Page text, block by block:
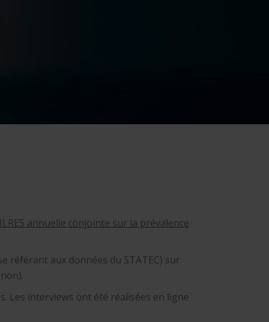
annuelle conjointe sur la prévalence
référant aux données du STATEC) sur
Les interviews ont été réalisées en ligne